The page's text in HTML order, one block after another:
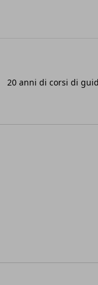
20 anni di corsi di